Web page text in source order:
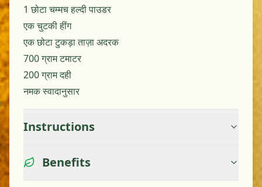
1 छोटा चम्मच हल्दी पाउडर
एक चुटकी हींग
एक छोटा टुकड़ा ताज़ा अदरक
700 ग्राम टमाटर
200 ग्राम दही
नमक स्वादानुसार
Instructions
Benefits